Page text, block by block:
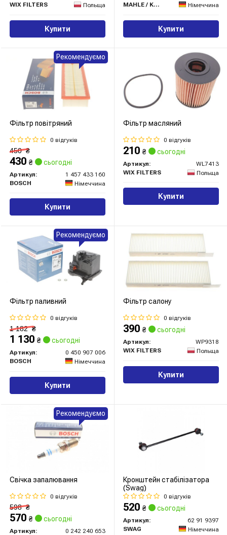
WIX FILTERS
Польща
Купити
MAHLE / KNECHT
Німеччина
Купити
Фільтр повітряний
0 відгуків
450₴
430 ₴ сьогодні
Артикул:
1 457 433 160
BOSCH
Німеччина
Купити
Рекомендуємо
Фільтр масляний
0 відгуків
210 ₴ сьогодні
Артикул:
WL7413
WIX FILTERS
Польща
Купити
Фільтр паливний
0 відгуків
1 182₴
1 130 ₴ сьогодні
Артикул:
0 450 907 006
BOSCH
Німеччина
Купити
Рекомендуємо
Фільтр салону
0 відгуків
390 ₴ сьогодні
Артикул:
WP9318
WIX FILTERS
Польща
Купити
Свічка запалювання
0 відгуків
598₴
570 ₴ сьогодні
Артикул:
0 242 240 653
Рекомендуємо
Кронштейн стабілізатора
(Swag)
0 відгуків
520 ₴ сьогодні
Артикул:
62 91 9397
SWAG
Німеччина